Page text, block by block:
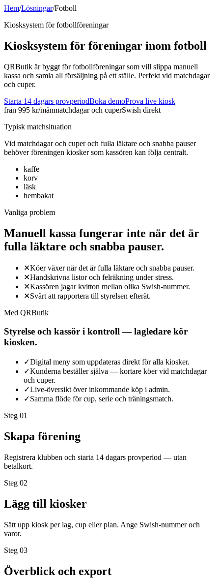
Hem/Lösningar/Fotboll
Kiosksystem förfotbollföreningar
Kiosksystem för föreningar inom fotboll
QRButik är byggt för fotbollföreningar som vill slippa manuell
kassa och samla all försäljning på ett ställe. Perfekt vid matchdagar
och cuper.
Starta 14 dagars provperiodBoka demoProva live kiosk
från 995 kr/månmatchdagar och cuperSwish direkt
Typisk matchsituation
Vid matchdagar och cuperoch fulla läktare och snabba pauser
behöver föreningen kiosker som kassören kan följa centralt.
kaffe
korv
läsk
hembakat
Vanliga problem
Manuell kassa fungerar inte när det är
fulla läktare och snabba pauser.
✕Köer växer när det är fulla läktare och snabba pauser.
✕Handskrivna listor och felräkning under stress.
✕Kassören jagar kvitton mellan olika Swish-nummer.
✕Svårt att rapportera till styrelsen efteråt.
Med QRButik
Styrelse och kassör i kontroll — lagledare kör
kiosken.
✓Digital meny som uppdateras direkt för alla kiosker.
✓Kunderna beställer själva — kortare köer vid matchdagar
och cuper.
✓Live-översikt över inkommande köp i admin.
✓Samma flöde för cup, serie och träningsmatch.
Steg 01
Skapa förening
Registrera klubben och starta 14 dagars provperiod — utan
betalkort.
Steg 02
Lägg till kiosker
Sätt upp kiosk per lag, cup eller plan. Ange Swish-nummer och
varor.
Steg 03
Överblick och export